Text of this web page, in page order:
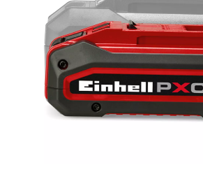
¡Necesitamos su
cargar el servicio
This content is not
to trackers that are not
visitor. The website
the site with their CMP
to the list of